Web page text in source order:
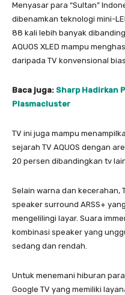
Menyasar para “Sultan”
dibenamkan teknologi mini-
88 kali lebih banyak
AQUOS XLED mampu
daripada TV konvensional
Baca juga: Sharp Hadirkan
Plasmacluster
TV ini juga mampu
sejarah TV AQUOS dengan
20 persen dibandingkan tv
Selain warna dan kecerahan,
speaker surround ARSS+
mengelilingi layar. Suara
kombinasi speaker yang
sedang dan rendah.
Untuk menemani hiburan
Google TV yang memiliki